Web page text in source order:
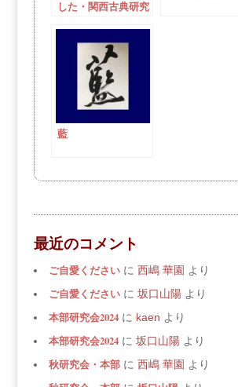
した・関西古典研究
藍
最近のコメント
ご自愛くださいに 西嶋 華園 より
ご自愛くださいに 坂口山陽より
本部研究会2024に kaen より
本部研究会2024に 坂口山陽より
秋研究会・本部に 西嶋 華園 より